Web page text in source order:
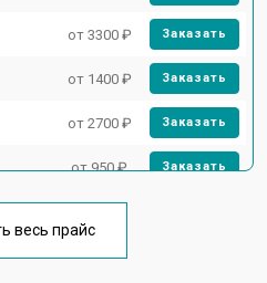
от 3300 ₽ Заказать
от 1400 ₽ Заказать
от 2700 ₽ Заказать
от 950 ₽ Заказать
от 3200 ₽
весь прайс